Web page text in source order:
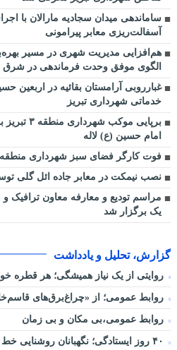
ساماندهی میدان سجادیه مارالان با
آسفالت‌ریزی معابر پیرامونی
هم‌افزایی مدیریت شهری در مسیر
الگوی موفق وحدت فرماندهی در شرق
غبارروبی آرامستان بقائیه در اربعین
خدماتی شهرداری تبریز
برپایی
امام حسین (ع) لاله
فوت کارگر فضای سبز شهرداری منطقه ۶ تبریز
نصب نیمکت در معابر جاده ائل گلی
مراسم تودیع و معارفه معاون ترافیک
یک برگزار شد
گزارش، تحلیل و یادداشت
روایتی از یک نیاز همیشگی؛ هر قطره
روابط عمومی؛ از «چراغ‌برق‌های
روابط عمومی،بی مکان و بی زمان